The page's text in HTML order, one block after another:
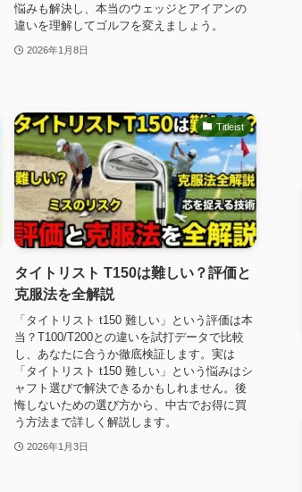
悩みも解決し、本当のウェッジとアイアンの
違いを理解してゴルフを変えましょう。
2026年1月8日
Titleist
タイトリスト T150は難しい？評価と
克服法を全解説
「タイトリスト t150 難しい」という評価は本
当？T100/T200との違いを試打データで比較
し、あなたに合うか徹底検証します。実は
「タイトリスト t150 難しい」という悩みはシ
ャフト選びで解決できるかもしれません。後
悔しないための選び方から、中古でお得に買
う方法まで詳しく解説します。
2026年1月3日